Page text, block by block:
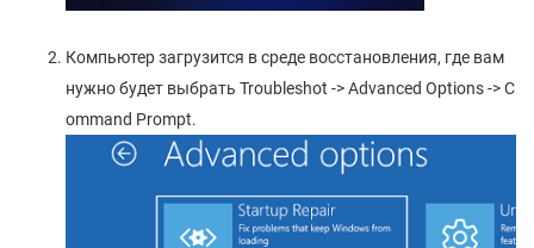
Компьютер загрузится в среде восстановления, где вам
нужно будет выбрать Troubleshot -> Advanced Options -> C
ommand Prompt.